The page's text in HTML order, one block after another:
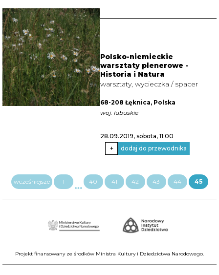
Polsko-niemieckie
warsztaty plenerowe -
Historia i Natura
warsztaty, wycieczka / spacer
68-208 Łęknica, Polska
woj. lubuskie
28.09.2019, sobota, 11:00
+
dodaj do przewodnika
wcześniejsze 1 40 41 42 43 44 45
Projekt finansowany ze środków Ministra Kultury i Dziedzictwa Narodowego.